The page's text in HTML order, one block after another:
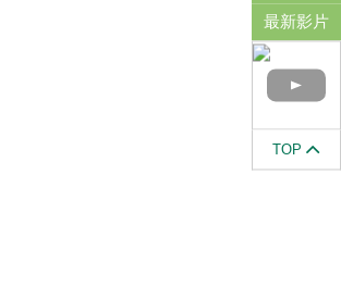
最新影片
TOP